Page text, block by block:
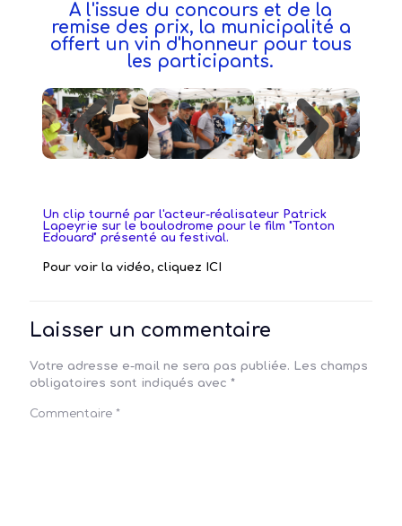
A l'issue du concours et de la
remise des prix, la municipalité a
offert un vin d'honneur pour tous
les participants.
Un clip tourné par l'acteur-réalisateur Patrick
Lapeyrie sur le boulodrome pour le film "Tonton
Edouard" présenté au festival.
Pour voir la vidéo, cliquez ICI
Laisser un commentaire
Votre adresse e-mail ne sera pas publiée. Les champs
obligatoires sont indiqués avec *
Commentaire *